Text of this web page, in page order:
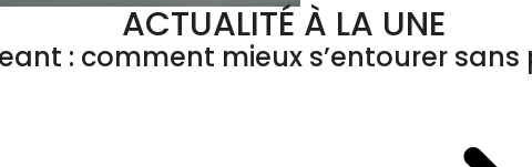
ACTUALITÉ À LA UNE
: comment mieux s’entourer